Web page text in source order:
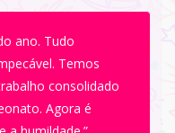
ano. Tudo
Temos
consolidado
Agora é